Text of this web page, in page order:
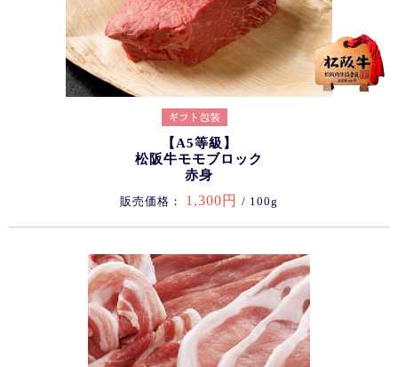
【A5等級】
松阪牛モモブロック
赤身
販売価格： 1,300円 / 100g